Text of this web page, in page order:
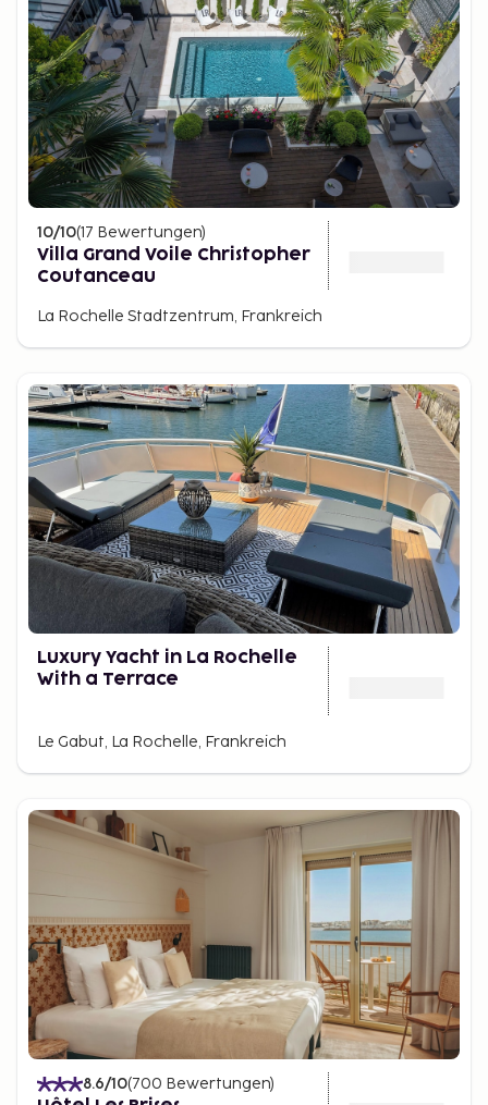
10/10(17 Bewertungen)
Villa Grand Voile Christopher
Coutanceau
La Rochelle Stadtzentrum, Frankreich
Luxury Yacht in La Rochelle
With a Terrace
Le Gabut, La Rochelle, Frankreich
8.6/10(700 Bewertungen)